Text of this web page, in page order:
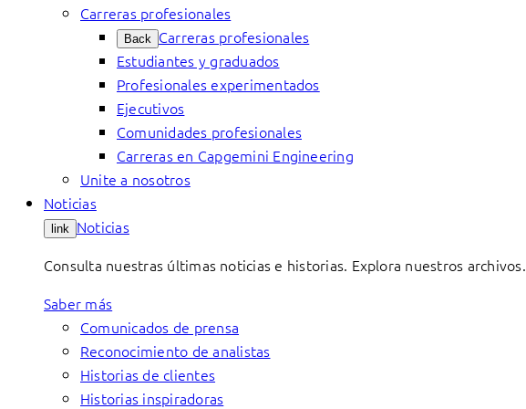
Carreras profesionales
Back Carreras profesionales
Estudiantes y graduados
Profesionales experimentados
Ejecutivos
Comunidades profesionales
Carreras en Capgemini Engineering
Unite a nosotros
Noticias
link Noticias
Consulta nuestras últimas noticias e historias. Explora nuestros archivos.
Saber más
Comunicados de prensa
Reconocimiento de analistas
Historias de clientes
Historias inspiradoras